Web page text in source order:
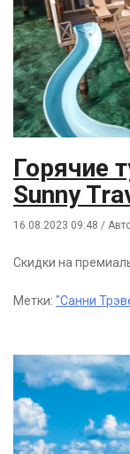
Горячие
Sunny
16.08.2023 09:48 /
Скидки на
Метки: "Санни